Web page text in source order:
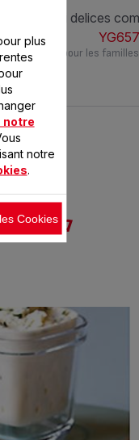
multi delices
Idéal pour les
et à la
plus
notre
notre
.
Cookies